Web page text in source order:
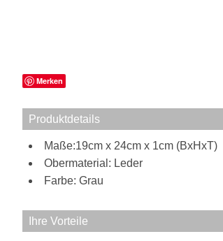
Merken
Produktdetails
Maße:19cm x 24cm x 1cm (BxHxT)
Obermaterial: Leder
Farbe: Grau
Ihre Vorteile